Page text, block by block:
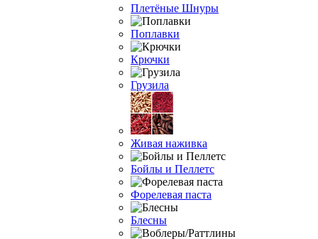
Плетёные Шнуры
Поплавки
Крючки
Грузила
Живая наживка
Бойлы и Пеллетс
Форелевая паста
Блесны